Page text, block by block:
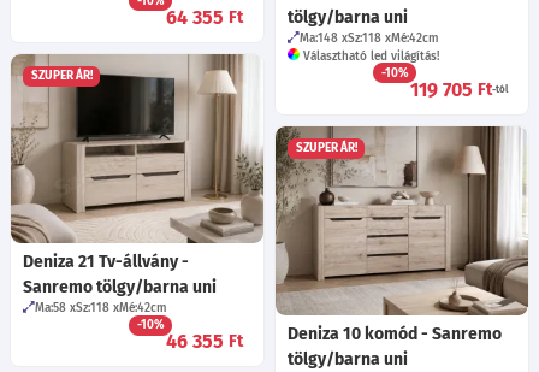
64 355 Ft
tölgy/barna uni
Ma:148 Sz:118 Mé:42cm
Választható led világítás!
-10%
119 705 Ft-tól
SZUPER ÁR!
Deniza 21 Tv-állvány -
Sanremo tölgy/barna uni
Ma:58 Sz:118 Mé:42cm
-10%
46 355 Ft
SZUPER ÁR!
Deniza 10 komód - Sanremo
tölgy/barna uni